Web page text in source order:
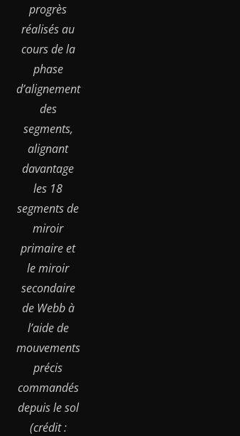
progrès
réalisés au
cours de la
phase
d’alignement
des
segments,
alignant
davantage
les 18
segments de
miroir
primaire et
le miroir
secondaire
de Webb à
l’aide de
mouvements
précis
commandés
depuis le sol
(crédit :